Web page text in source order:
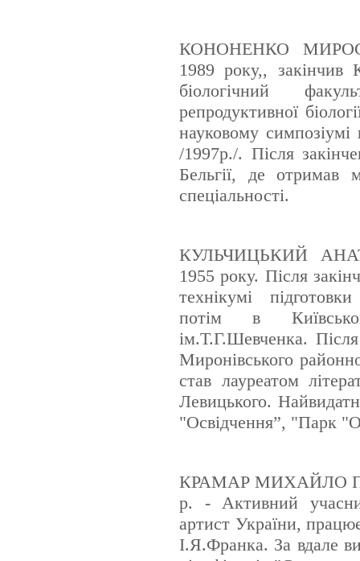
КОНОНЕНКО
1989 року,, закінчив
біологічний
репродуктивної
науковому
/1997р./. Після
Бельгії, де отримав
спеціальності.
КУЛЬЧИЦЬКИЙ
1955 року. Після
технікумі
потім в
ім.Т.Г.Шевченка.
Миронівського
став лауреатом
Левицького.
"Освідчення”, "Парк
КРАМАР МИХАЙЛО
р. - Активний
артист України,
І.Я.Франка. За вдале